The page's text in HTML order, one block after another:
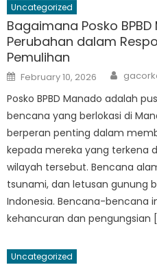
Uncategorized
Bagaimana Posko
Perubahan dalam
Pemulihan
Posted
on
February 10, 2026 Author
Posko BPBD Manado adalah
bencana yang berlokasi di
berperan penting dalam
kepada mereka yang terkena
wilayah tersebut. Bencana
tsunami, dan letusan gunung
Indonesia. Bencana-bencana
kehancuran dan pengungsian
Uncategorized